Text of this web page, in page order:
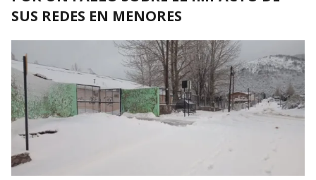
SUS REDES EN MENORES